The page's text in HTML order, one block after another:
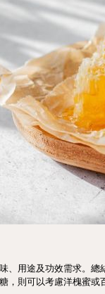
、用途及功效需求。
，則可以考慮洋槐蜜